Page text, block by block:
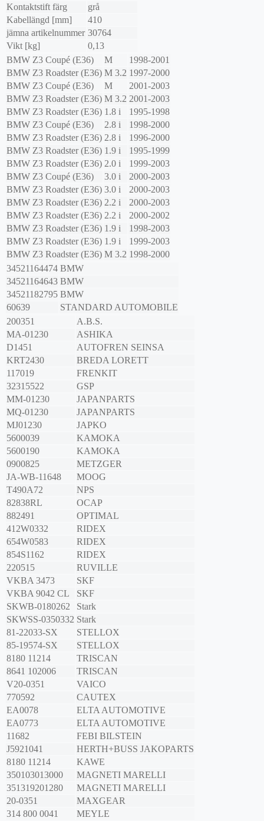
Kontaktstift färg
grå
Kabellängd [mm]
410
jämna artikelnummer 30764
Vikt [kg]
0,13
BMW Z3 Coupé (E36) M
1998-2001
BMW Z3 Roadster (E36) M 3.2 1997-2000
BMW Z3 Coupé (E36) M
2001-2003
BMW Z3 Roadster (E36) M 3.2 2001-2003
BMW Z3 Roadster (E36) 1.8 i
1995-1998
BMW Z3 Coupé (E36) 2.8 i
1998-2000
BMW Z3 Roadster (E36) 2.8 i
1996-2000
BMW Z3 Roadster (E36) 1.9 i
1995-1999
BMW Z3 Roadster (E36) 2.0 i
1999-2003
BMW Z3 Coupé (E36) 3.0 i
2000-2003
BMW Z3 Roadster (E36) 3.0 i
2000-2003
BMW Z3 Roadster (E36) 2.2 i
2000-2003
BMW Z3 Roadster (E36) 2.2 i
2000-2002
BMW Z3 Roadster (E36) 1.9 i
1998-2003
BMW Z3 Roadster (E36) 1.9 i
1999-2003
BMW Z3 Roadster (E36) M 3.2 1998-2000
34521164474 BMW
34521164643 BMW
34521182795 BMW
60639
STANDARD AUTOMOBILE
200351
A.B.S.
MA-01230
ASHIKA
D1451
AUTOFREN SEINSA
KRT2430
BREDA LORETT
117019
FRENKIT
32315522
GSP
MM-01230
JAPANPARTS
MQ-01230
JAPANPARTS
MJ01230
JAPKO
5600039
KAMOKA
5600190
KAMOKA
0900825
METZGER
JA-WB-11648
MOOG
T490A72
NPS
82838RL
OCAP
882491
OPTIMAL
412W0332
RIDEX
654W0583
RIDEX
854S1162
RIDEX
220515
RUVILLE
VKBA 3473
SKF
VKBA 9042 CL
SKF
SKWB-0180262
Stark
SKWSS-0350332 Stark
81-22033-SX
STELLOX
85-19574-SX
STELLOX
8180 11214
TRISCAN
8641 102006
TRISCAN
V20-0351
VAICO
770592
CAUTEX
EA0078
ELTA AUTOMOTIVE
EA0773
ELTA AUTOMOTIVE
11682
FEBI BILSTEIN
J5921041
HERTH+BUSS JAKOPARTS
8180 11214
KAWE
350103013000
MAGNETI MARELLI
351319201280
MAGNETI MARELLI
20-0351
MAXGEAR
314 800 0041
MEYLE